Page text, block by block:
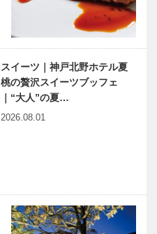
らり旅
Vol.68 ユーモアとは“に
もかかわらず 笑うこと…
学連携プロジ
ェクト『…
連載エッセイ
スイーツ｜神戸北野ホテル夏
桃の贅沢スイーツブッフェ
｜“大人”の夏…
2026.08.01